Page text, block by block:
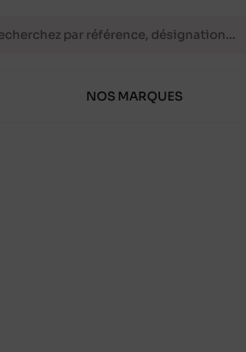
NOS MARQUES